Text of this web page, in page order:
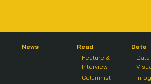
News
Read
Feature &
Interview
Columnist
Data
Data